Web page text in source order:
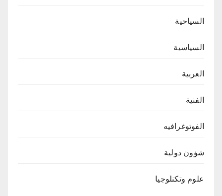
السياحية
السياسية
العربية
الفنية
الفوتوغرافيه
شؤون دولية
علوم وتكنلوجيا